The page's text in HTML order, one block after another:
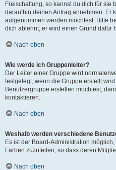
Freischaltung, so kannst du dich für sie
daraufhin deinen Antrag annehmen. Er
aufgenommen werden möchtest. Bitte
dich ablehnt, er wird einen Grund dafür
Nach oben
Wie werde ich Gruppenleiter?
Der Leiter einer Gruppe wird
festgelegt, wenn die Gruppe erstellt
Benutzergruppe erstellen möchtest,
kontaktieren.
Nach oben
Weshalb werden verschiedene
Es ist der Board-Administration
Farben zuzuteilen, so dass deren
Nach oben